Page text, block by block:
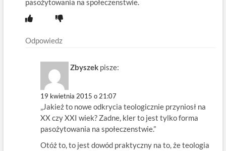
pasożytowania na społeczenstwie.
Odpowiedz
Zbyszek pisze:
19 kwietnia 2015 o 21:07
„Jakież to nowe odkrycia teologicznie przyniosł na
XX czy XXI wiek? Zadne, kler to jest tylko forma
pasożytowania na społeczenstwie.”
Otóż to, to jest dowód praktyczny na to, że teologia